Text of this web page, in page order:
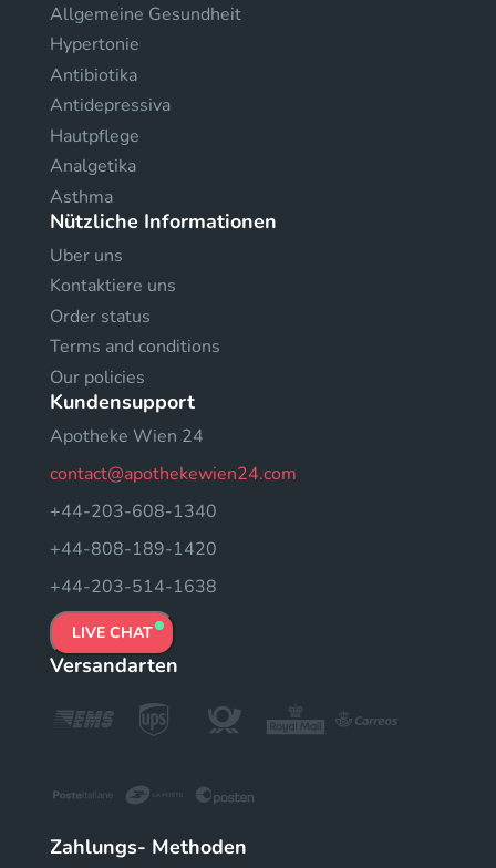
Allgemeine Gesundheit
Hypertonie
Antibiotika
Antidepressiva
Hautpflege
Analgetika
Asthma
Nützliche Informationen
Uber uns
Kontaktiere uns
Order status
Terms and conditions
Our policies
Kundensupport
Apotheke Wien 24
contact@apothekewien24.com
+44-203-608-1340
+44-808-189-1420
+44-203-514-1638
LIVE CHAT
Versandarten
Zahlungs- Methoden